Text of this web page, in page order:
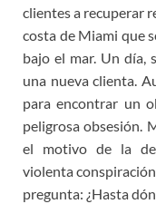
clientes a recuperar
costa de Miami que
bajo el mar. Un día,
una nueva clienta.
para encontrar un
peligrosa obsesión.
el motivo de la
violenta
pregunta: ¿Hasta